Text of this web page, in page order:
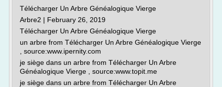
Télécharger Un Arbre Généalogique Vierge
Arbre2 | February 26, 2019
Télécharger Un Arbre Généalogique Vierge
un arbre from Télécharger Un Arbre Généalogique Vierge
, source:www.ipernity.com
je siège dans un arbre from Télécharger Un Arbre
Généalogique Vierge , source:www.topit.me
je siège dans un arbre from Télécharger Un Arbre